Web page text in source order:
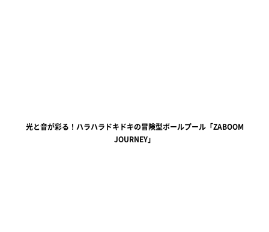
光と音が彩る！ハラハラドキドキの冒険型ボールプール「ZABOOM
JOURNEY」